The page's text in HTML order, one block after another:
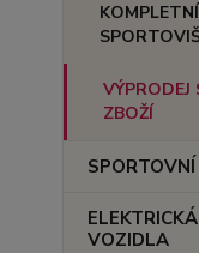
ZBOŽÍ
VOZIDLA